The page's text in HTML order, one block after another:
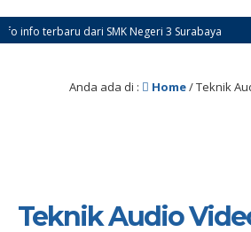
terbaru dari SMK Negeri 3 Surabaya
Anda ada di : Home/Teknik
Teknik Audio